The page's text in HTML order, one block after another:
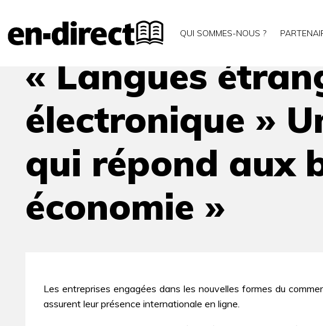
QUI SOMMES-NOUS ?
Archives « Langues étrangères et commerce
« Langues
électronique »
qui répond aux
économie »
Les entreprises engagées dans les nouvelles formes du
assurent leur présence internationale en ligne.